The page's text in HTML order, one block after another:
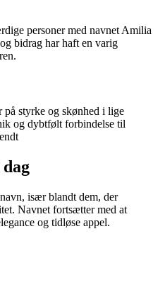
personer med navnet Amilia
bidrag har haft en varig
styrke og skønhed i lige
og dybtfølt forbindelse til
især blandt dem, der
Navnet fortsætter med at
og tidløse appel.